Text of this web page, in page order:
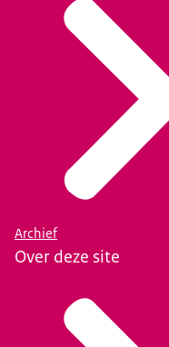
Archief
Over deze site